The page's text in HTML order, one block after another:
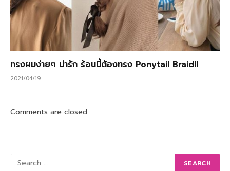
ทรงผมง่ายๆ น่ารัก ร้อนนี้ต้องทรง Ponytail Braid!!
2021/04/19
Comments are closed.